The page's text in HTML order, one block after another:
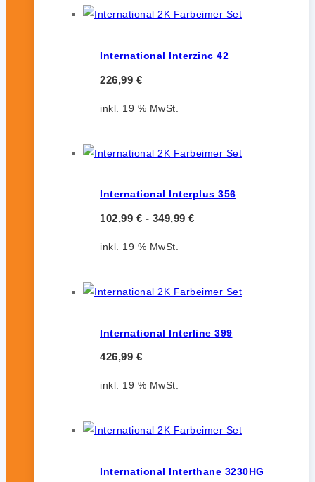
International Interzinc 42
226,99 €
inkl. 19 % MwSt.
International Interplus 356
102,99 € - 349,99 €
inkl. 19 % MwSt.
International Interline 399
426,99 €
inkl. 19 % MwSt.
International Interthane 3230HG